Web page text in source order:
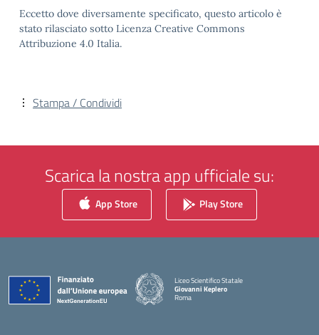
Eccetto dove diversamente specificato, questo articolo è
stato rilasciato sotto Licenza Creative Commons
Attribuzione 4.0 Italia.
Stampa / Condividi
Scarica la nostra app ufficiale su:
App Store Play Store
Liceo Scientifico Statale
Giovanni Keplero
Roma